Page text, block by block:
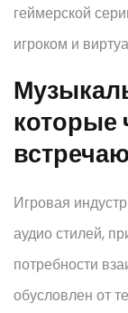
геймерской
игроком и
которые
Игровая
аудио стилей,
потребности
обусловлен от